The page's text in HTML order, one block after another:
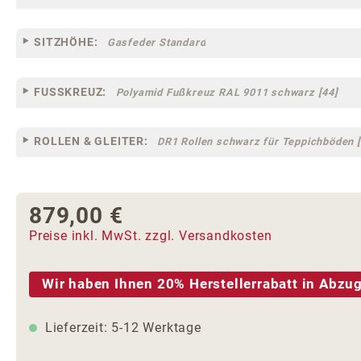
SITZHÖHE: Gasfeder Standard
FUSSKREUZ: Polyamid Fußkreuz RAL 9011 schwarz [44]
ROLLEN & GLEITER: DR1 Rollen schwarz für Teppichböden
Regulärer Preis:
879,00 €
Preise inkl. MwSt. zzgl. Versandkosten
Wir haben Ihnen 20% Herstellerrabatt in
Lieferzeit: 5-12 Werktage